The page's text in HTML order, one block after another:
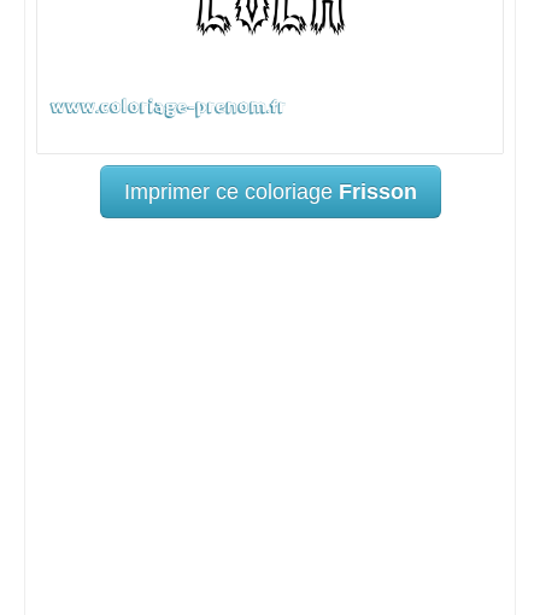
Imprimer ce coloriage Frisson